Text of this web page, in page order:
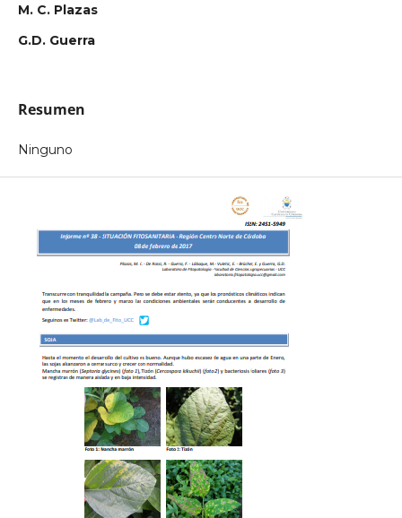
M. C. Plazas
G.D. Guerra
Resumen
Ninguno